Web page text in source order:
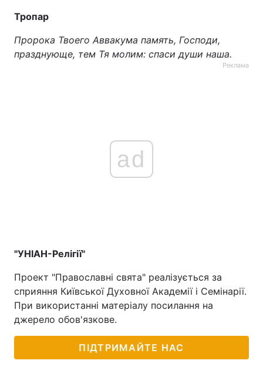
Тропар
Пророка Твоего Аввакума память, Господи,
празднующе, тем Тя молим: спаси души наша.
Реклама
ad
"УНІАН-Релігії"
Проект "Православні свята" реалізується за
сприяння Київської Духовної Академії і Семінарії.
При використанні матеріалу посилання на
джерело обов'язкове.
ПІДТРИМАЙТЕ НАС